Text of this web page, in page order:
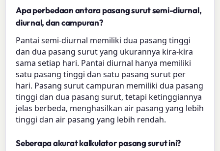
Apa perbedaan antara pasang surut semi-diurnal,
diurnal, dan campuran?
Pantai semi-diurnal memiliki dua pasang tinggi
dan dua pasang surut yang ukurannya kira-kira
sama setiap hari. Pantai diurnal hanya memiliki
satu pasang tinggi dan satu pasang surut per
hari. Pasang surut campuran memiliki dua pasang
tinggi dan dua pasang surut, tetapi ketinggiannya
jelas berbeda, menghasilkan air pasang yang lebih
tinggi dan air pasang yang lebih rendah.
Seberapa akurat kalkulator pasang surut ini?